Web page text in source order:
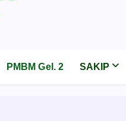
PMBM Gel. 2 SAKIP